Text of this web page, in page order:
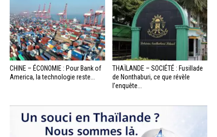
CHINE – ÉCONOMIE : Pour Bank of
America, la technologie reste...
THAÏLANDE – SOCIÉTÉ : Fusillade
de Nonthaburi, ce que révèle
l’enquête...